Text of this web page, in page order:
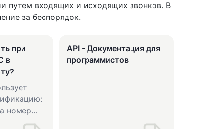
путем входящих и исходящих звонков. В
за беспорядок.
при
в
номер
в районе
API - Документация для
программистов